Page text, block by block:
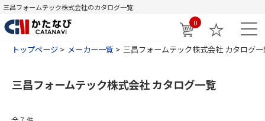
三昌フォームテック株式会社のカタログ一覧
0
トップページ メーカー一覧 三昌フォームテック株式会社 カタログ
三昌フォームテック株式会社 カタログ一覧